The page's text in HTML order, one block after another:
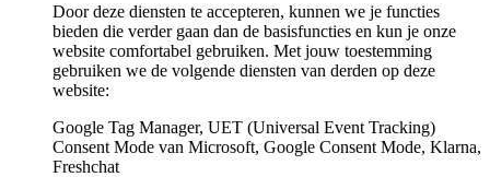
Door deze diensten te accepteren, kunnen we je functies
bieden die verder gaan dan de basisfuncties en kun je onze
website comfortabel gebruiken. Met jouw toestemming
gebruiken we de volgende diensten van derden op deze
website:
Google Tag Manager, UET (Universal Event Tracking)
Consent Mode van Microsoft, Google Consent Mode, Klarna,
Freshchat